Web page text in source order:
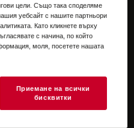
цели. Също така споделяме
уебсайт с нашите партньори
Като кликнете върху
с начина, по който
моля, посетете нашата
Приемане на всички
бисквитки